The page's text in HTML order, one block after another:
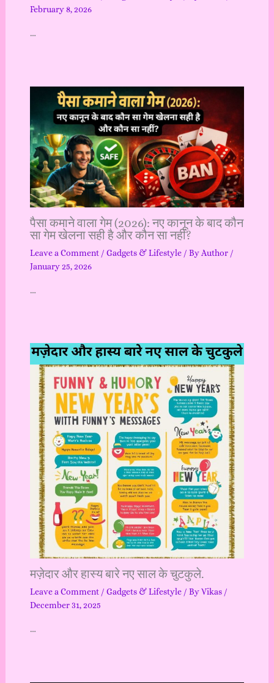
February 8, 2026
…
पैसा कमाने वाला गेम (2026): नए कानून के बाद कौन
सा गेम खेलना सही है और कौन सा नहीं?
Leave a Comment / Gadgets & Lifestyle/ By Author /
January 25, 2026
…
मज़ेदार और हास्य बारे नए साल के चुटकुले.
Leave a Comment / Gadgets & Lifestyle/ ByVikas /
December 31, 2025
…